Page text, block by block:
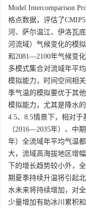
Model Intercomparison
格点数据，评估了
河、萨尔温江、伊洛瓦
河流域）气候变化的模
和2081—2100年气候变
多模式集合对流域年平
模拟能力，时间空间相
季气温的模拟要优于其
模拟能力，尤其是降水
4.5、8.5情景下，相对
（2016—2035年）、中
年）全流域年平均气温
大，流域高海拔地区增
下的增长趋势较小外，
期夏季持续升温将引起
水未来将持续增加，对
少量增加有助冰川累积